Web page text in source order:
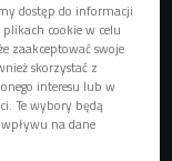
Dniu
Ada
swoimi
mogliście
dostęp do informacji
cookie w celu
zaakceptować swoje
skorzystać z
interesu lub w
Te wybory będą
na dane